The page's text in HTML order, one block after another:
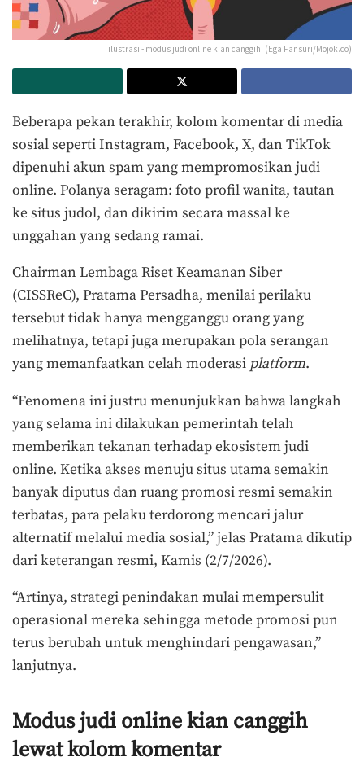
ilustrasi - modus judi online kian canggih. (Ega Fansuri/Mojok.co)
Beberapa pekan terakhir, kolom komentar di media
sosial seperti Instagram, Facebook, X, dan TikTok
dipenuhi akun spam yang mempromosikan judi
online. Polanya seragam: foto profil wanita, tautan
ke situs judol, dan dikirim secara massal ke
unggahan yang sedang ramai.
Chairman Lembaga Riset Keamanan Siber
(CISSReC), Pratama Persadha, menilai perilaku
tersebut tidak hanya mengganggu orang yang
melihatnya, tetapi juga merupakan pola serangan
yang memanfaatkan celah moderasi platform.
“Fenomena ini justru menunjukkan bahwa langkah
yang selama ini dilakukan pemerintah telah
memberikan tekanan terhadap ekosistem judi
online. Ketika akses menuju situs utama semakin
banyak diputus dan ruang promosi resmi semakin
terbatas, para pelaku terdorong mencari jalur
alternatif melalui media sosial,” jelas Pratama dikutip
dari keterangan resmi, Kamis (2/7/2026).
“Artinya, strategi penindakan mulai mempersulit
operasional mereka sehingga metode promosi pun
terus berubah untuk menghindari pengawasan,”
lanjutnya.
Modus judi online kian canggih
lewat kolom komentar